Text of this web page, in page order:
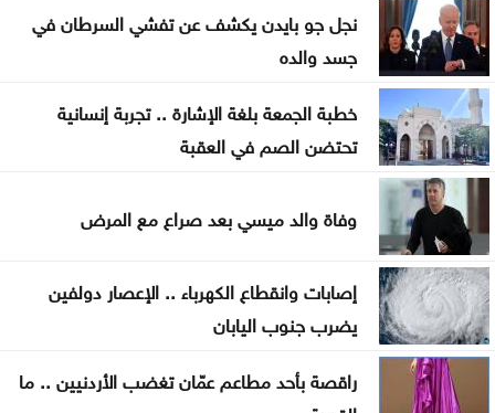
مكعب يومياً
57 حافلة تبدأ التشغيل التجريبي لخطّي إربد–الزرقاء
وإربد–جرش
منذ بداية العام .. إغلاق 12 محطة محروقات وضبط
مخالفات بنزين
العودات: قانون هيئة الاعتماد يدمج هيئتين ولا ينشئ
هيئة جديدة
مؤتمر صحفي لإعلان نتائج وأوائل التوجيهي الخامسة
مساء الاثنين
نجل جو بايدن يكشف عن تفشي السرطان في
جسد والده
خطبة الجمعة بلغة الإشارة .. تجربة إنسانية
تحتضن الصم في العقبة
وفاة والد ميسي بعد صراع مع المرض
إصابات وانقطاع الكهرباء .. الإعصار دولفين
يضرب جنوب اليابان
راقصة بأحد مطاعم عمّان تغضب الأردنيين .. ما